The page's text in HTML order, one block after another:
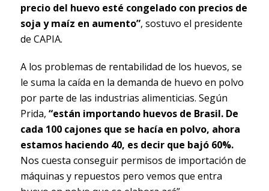
precio del huevo esté congelado con precios de
soja y maíz en aumento”, sostuvo el presidente
de CAPIA.
A los problemas de rentabilidad de los huevos, se
le suma la caída en la demanda de huevo en polvo
por parte de las industrias alimenticias. Según
Prida, “están importando huevos de Brasil. De
cada 100 cajones que se hacía en polvo, ahora
estamos haciendo 40, es decir que bajó 60%.
Nos cuesta conseguir permisos de importación de
máquinas y repuestos pero vemos que entra